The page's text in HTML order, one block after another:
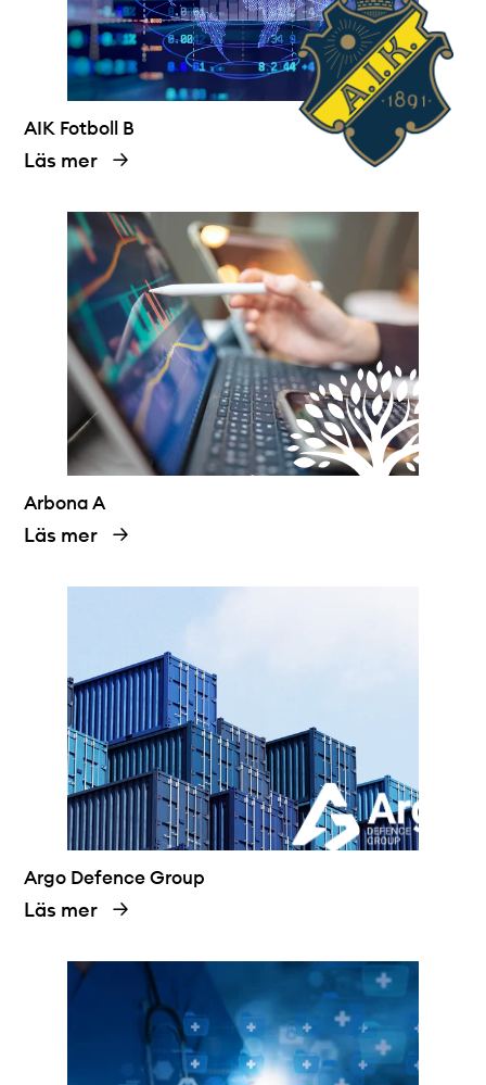
AIK Fotboll B
Läs mer
Arbona A
Läs mer
Argo Defence Group
Läs mer